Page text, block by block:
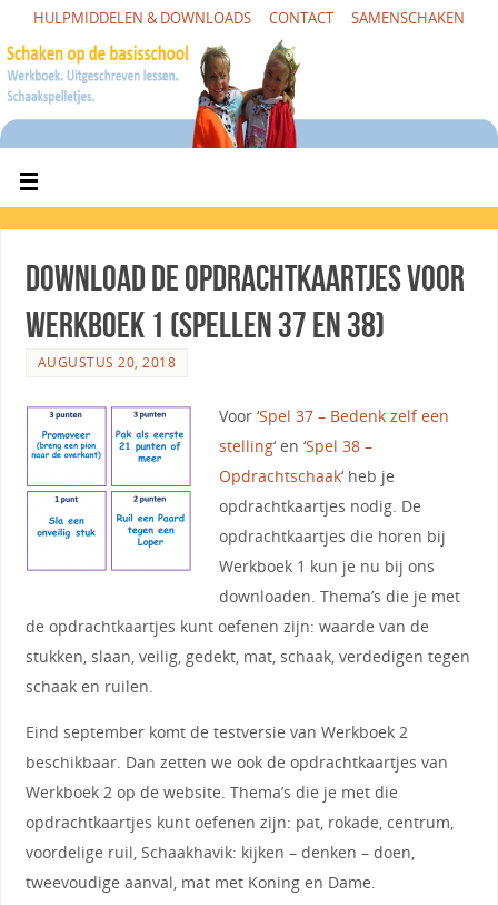
HULPMIDDELEN & DOWNLOADS CONTACT SAMENSCHAKEN
Download de opdrachtkaartjes voor
Werkboek 1 (spellen 37 en 38)
AUGUSTUS 20, 2018
Voor ‘Spel 37 – Bedenk zelf een
stelling‘ en ‘Spel 38 –
Opdrachtschaak‘ heb je
opdrachtkaartjes nodig. De
opdrachtkaartjes die horen bij
Werkboek 1 kun je nu bij ons
downloaden. Thema’s die je met
de opdrachtkaartjes kunt oefenen zijn: waarde van de
stukken, slaan, veilig, gedekt, mat, schaak, verdedigen tegen
schaak en ruilen.
Eind september komt de testversie van Werkboek 2
beschikbaar. Dan zetten we ook de opdrachtkaartjes van
Werkboek 2 op de website. Thema’s die je met die
opdrachtkaartjes kunt oefenen zijn: pat, rokade, centrum,
voordelige ruil, Schaakhavik: kijken – denken – doen,
tweevoudige aanval, mat met Koning en Dame.